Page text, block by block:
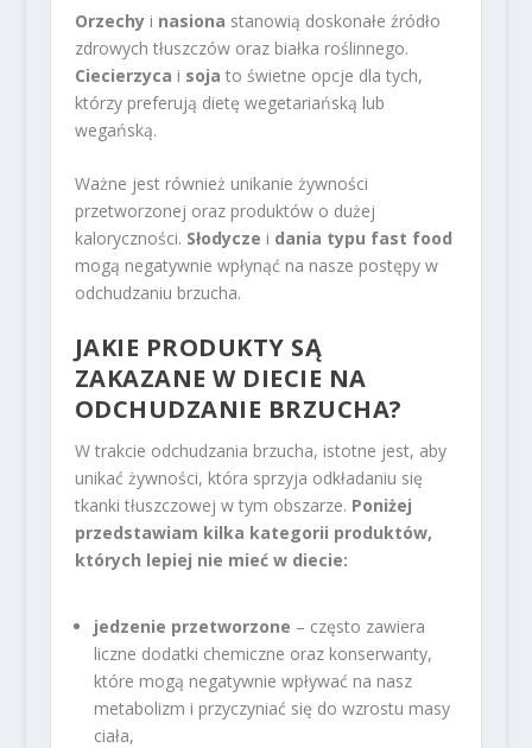
Orzechyi nasiona stanowią doskonałe źródło
zdrowych tłuszczów oraz białka roślinnego.
Ciecierzyca i soja to świetne opcje dla tych,
którzy preferują dietę wegetariańską lub
wegańską.
Ważne jest również unikanie żywności
przetworzonej oraz produktów o dużej
kaloryczności. Słodycze i dania typu fast food
mogą negatywnie wpłynąć na nasze postępy w
odchudzaniu brzucha.
JAKIE PRODUKTY SĄ
ZAKAZANE W DIECIE NA
ODCHUDZANIE BRZUCHA?
W trakcie odchudzania brzucha, istotne jest, aby
unikać żywności, która sprzyja odkładaniu się
tkanki tłuszczowej w tym obszarze. Poniżej
przedstawiam kilka kategorii produktów,
których lepiej nie mieć w diecie:
jedzenie przetworzone – często zawiera
liczne dodatki chemiczne oraz konserwanty,
które mogą negatywnie wpływać na nasz
metabolizm i przyczyniać się do wzrostu masy
ciała,